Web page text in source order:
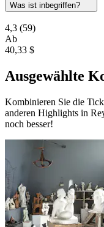
Was ist inbegriffen?
4,3 (59)
Ab
40,33 $
Ausgewählte
Kombinieren Sie die
anderen Highlights in
noch besser!